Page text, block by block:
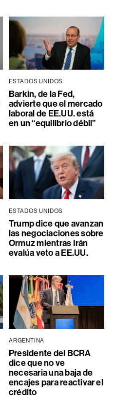
ESTADOS UNIDOS
Barkin, de la Fed,
advierte que el mercado
laboral de EE.UU. está
en un “equilibrio débil”
ESTADOS UNIDOS
Trump dice que avanzan
las negociaciones sobre
Ormuz mientras Irán
evalúa veto a EE.UU.
ARGENTINA
Presidente del BCRA
dice que no ve
necesaria una baja de
encajes para reactivar el
crédito